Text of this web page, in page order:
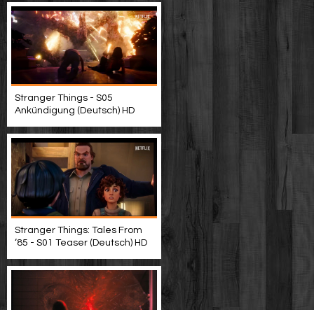
Stranger Things - S05
Ankündigung (Deutsch) HD
Stranger Things: Tales From
‘85 - S01 Teaser (Deutsch) HD